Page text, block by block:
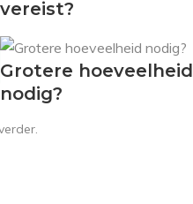
Grotere hoeveelheid
nodig?